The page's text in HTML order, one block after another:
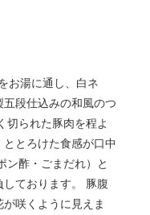
お湯に通し、白ネ
段仕込みの和風のつ
切られた豚肉を程よ
とろけた食感が口中
ン酢・ごまだれ）と
ております。 豚腹
咲くように見えま